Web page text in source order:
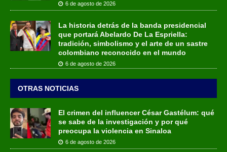
6 de agosto de 2026
La historia detrás de la banda presidencial
que portará Abelardo De La Espriella:
tradición, simbolismo y el arte de un sastre
colombiano reconocido en el mundo
6 de agosto de 2026
OTRAS NOTICIAS
El crimen del influencer César Gastélum: qué
se sabe de la investigación y por qué
preocupa la violencia en Sinaloa
6 de agosto de 2026